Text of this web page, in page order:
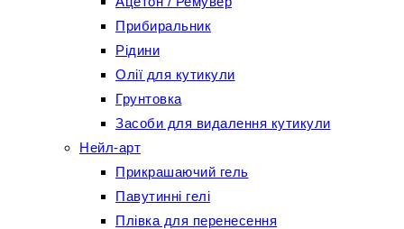
Прибиральник
Рідини
Олії для кутикули
Грунтовка
Засоби для видалення кутикули
Нейл-арт
Прикрашаючий гель
Павутинні гелі
Плівка для перенесення